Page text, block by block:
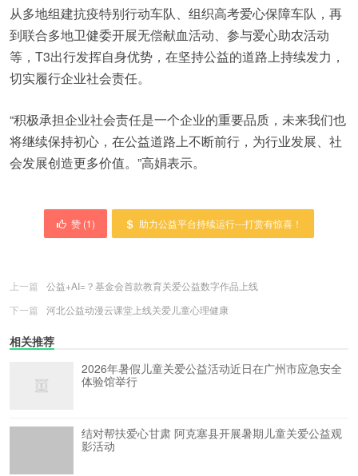
从多地组建抗疫特别行动车队、组织高考爱心保障车队，再
到联合多地卫健委开展无偿献血活动、参与爱心助农活动
等，T3出行发挥自身优势，在坚持公益的道路上持续发力，
切实履行企业社会责任。
“积极承担企业社会责任是一个企业的重要品质，未来我们也
将继续保持初心，在公益道路上不断前行，为行业发展、社
会发展创造更多价值。”高娟表示。
赞 (1) 助力公益平台持续运行---打赏有惊喜！
上一篇
公益+AI=？基金会首款教育关爱公益数字作品上线
下一篇
河北公益动漫云课堂上线关爱儿童心理健康
相关推荐
2026年暑假儿童关爱公益活动近日在广州市应急安全
体验馆举行
结对帮扶爱心甘肃 阿克塞县开展暑期儿童关爱公益观
影活动